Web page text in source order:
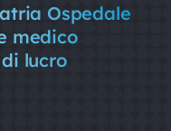
Ospedale
medico
lucro